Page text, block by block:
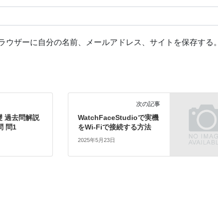
ウザーに自分の名前、メールアドレス、サイトを保存する。
過去問解説
問1
次の記事
WatchFaceStudioで実機
をWi-Fiで接続する方法
2025年5月23日